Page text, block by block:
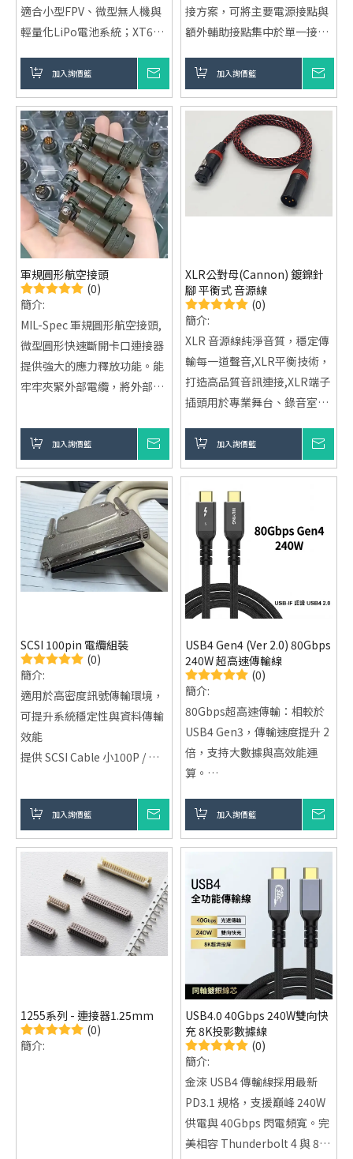
適合小型FPV、微型無人機與
輕量化LiPo電池系統；XT60
得平衡，適合多數FPV、RC、
無人機與中等功率鋰電池應
用；XT90具有較大的接觸結
構，適合大型RC、高功率馬達
及大容量LiPo電池。實際選型
應依持續電流、峰值電流、
AWG線徑、線長、溫升及使用
環境決定。OEM／ODM產品還
可依設備需求，客製XT接頭、
線徑、線長、分岔與另一端接
口，整合成完整Cable
Assembly與Wire Harness
加入詢價籃
接方案，可將主要電源接點與
額外輔助接點集中於單一接
AGV／AMR、機器人與工業設
備。與主要負責高電流供電的
XT30／XT60／XT90相比，
2+2／2+4更著重電源與輔助
線路整合。實際Pin功能、額
定電流及線徑必須依特定料號
與設備設計確認；OEM／ODM
線束可進一步客製Power
岔及另一端連接器。
加入詢價籃
軍規圓形航空接頭
(0)
簡介:
MIL-Spec 軍規圓形航空接頭,
微型圓形快速斷開卡口連接器
提供強大的應力釋放功能。能
牢牢夾緊外部電纜，將外部拉
線束受扯斷裂。6 腳位 (6-Pin)
/ 外殼尺寸 10 (Shell Size 10)
微型緊湊設計，適用於多通道
控制訊號、伺服編碼器與電源
的混合傳輸。微型圓形快速斷
開卡口連接器它採用環境密封
設計，並提供四種安裝方式：
窄法蘭和寬法蘭壁掛式、電纜
連接式和鎖定螺母式
加入詢價籃
XLR公對母(Cannon) 鍍鎳針
腳 平衡式 音源線
(0)
簡介:
XLR 音源線純淨音質，穩定傳
輸每一道聲音,XLR平衡技術，
打造高品質音訊連接,XLR端子
插頭用於專業舞台、錄音室以
插頭同時提供三根以上的訊號
端子，因此能同時傳輸比 RCA
具備彈簧鎖扣能避免插頭鬆脫,
我們提供從單通道「XLR 平衡
音頻信號線」到高複雜度的
「多通道蛇線（Snake
Cables）」，乃至發燒級的
「單晶銀訊號線」的完整客製
代工的核心音響線材產品規格
與應用。
加入詢價籃
SCSI 100pin 電纜組裝
(0)
簡介:
適用於高密度訊號傳輸環境，
可提升系統穩定性與資料傳輸
效能
提供 SCSI Cable 小100P / 大
接頭形式可選 100P 高密度連
接器公頭 / 母頭
採用多芯屏蔽結構設計，具備
提供客戶來料加工、OEM /
ODM 與客製化線材服務
加入詢價籃
USB4 Gen4 (Ver 2.0) 80Gbps
240W 超高速傳輸線
(0)
簡介:
80Gbps超高速傳輸：相較於
USB4 Gen3，傳輸速度提升 2
倍，支持大數據與高效能運
算。
美應對高解析度顯示需求，適
合電競筆電與專業顯示器
240W PD 3.1 快速充電：支持
48V/5A，適合高功率裝置。
USB4 80Gbps 240W USB
Type-C 超高速傳輸線，並提
供 OEM／ODM 客製化代工服
加入詢價籃
1255系列 - 連接器1.25mm
(0)
簡介:
USB4.0 40Gbps 240W雙向快
充 8K投影數據線
(0)
簡介:
金淶 USB4 傳輸線採用最新
PD3.1 規格，支援巔峰 240W
供電與 40Gbps 閃電頻寬。完
美相容 Thunderbolt 4 與 8K